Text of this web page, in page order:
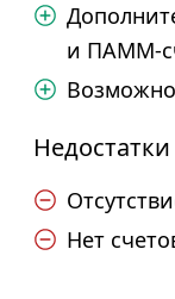
и ПАММ-
Недостатки
Нет